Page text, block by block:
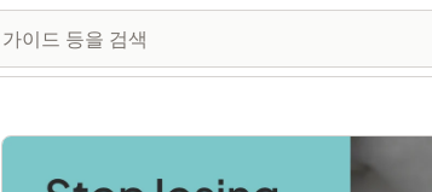
추천 이미지 갤러리